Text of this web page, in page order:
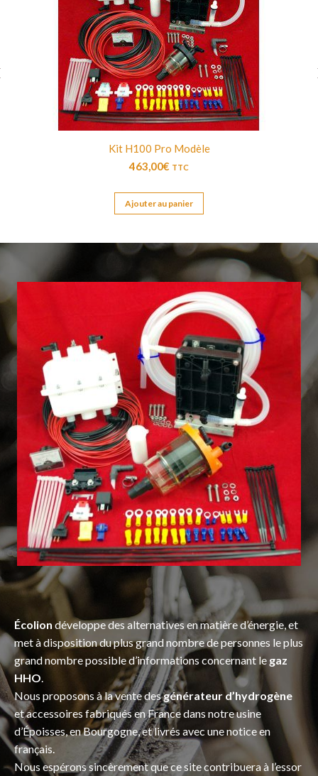
Kit H100 Pro Modèle
463,00€ TTC
Ajouter au panier
Écolion développe des alternatives en matière d’énergie, et
met à disposition du plus grand nombre de personnes le plus
grand nombre possible d’informations concernant le gaz
HHO.
Nous proposons à la vente desgénérateur d’hydrogène
et accessoires fabriqués en France dans notre usine
d’Époisses, en Bourgogne, et livrés avec une notice en
français.
Nous espérons sincèrement que ce site contribuera à l’essor